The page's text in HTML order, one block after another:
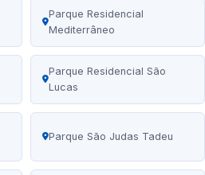
Parque Residencial
Mediterrâneo
Parque Residencial São
Lucas
Parque São Judas Tadeu